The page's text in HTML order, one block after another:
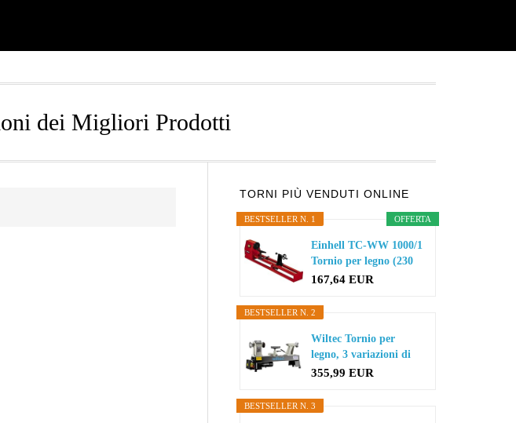
dei Migliori Prodotti
Primary
Sidebar
TORNI PIÙ VENDUTI ONLINE
OFFERTA
BESTSELLER N. 1
Einhell TC-WW 1000/1
Tornio per legno (230
V...
167,64 EUR
BESTSELLER N. 2
Wiltec Tornio per
legno, 3 variazioni di
velocit...
355,99 EUR
BESTSELLER N. 3